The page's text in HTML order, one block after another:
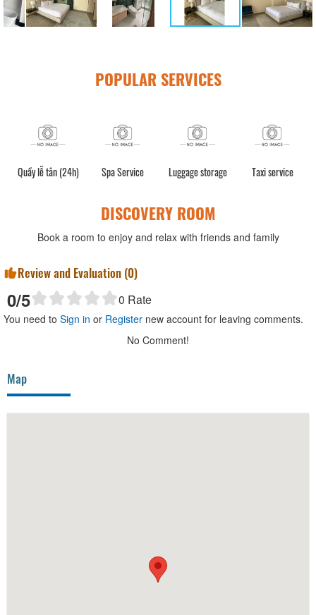
POPULAR SERVICES
Quầy lễ tân (24h) Spa Service Luggage storage Taxi service
DISCOVERY ROOM
Book a room to enjoy and relax with friends and family
Review and Evaluation (0)
0/5 0 Rate
You need to Sign in or Register new account for leaving comments.
No Comment!
Map